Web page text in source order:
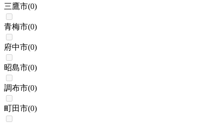
三鷹市(0)
青梅市(0)
府中市(0)
昭島市(0)
調布市(0)
町田市(0)